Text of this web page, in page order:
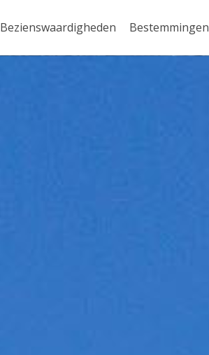
Bezienswaardigheden Bestemmingen